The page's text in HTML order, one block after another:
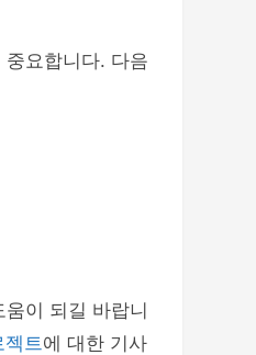
요합니다. 다음
이 되길 바랍니
트에 대한 기사